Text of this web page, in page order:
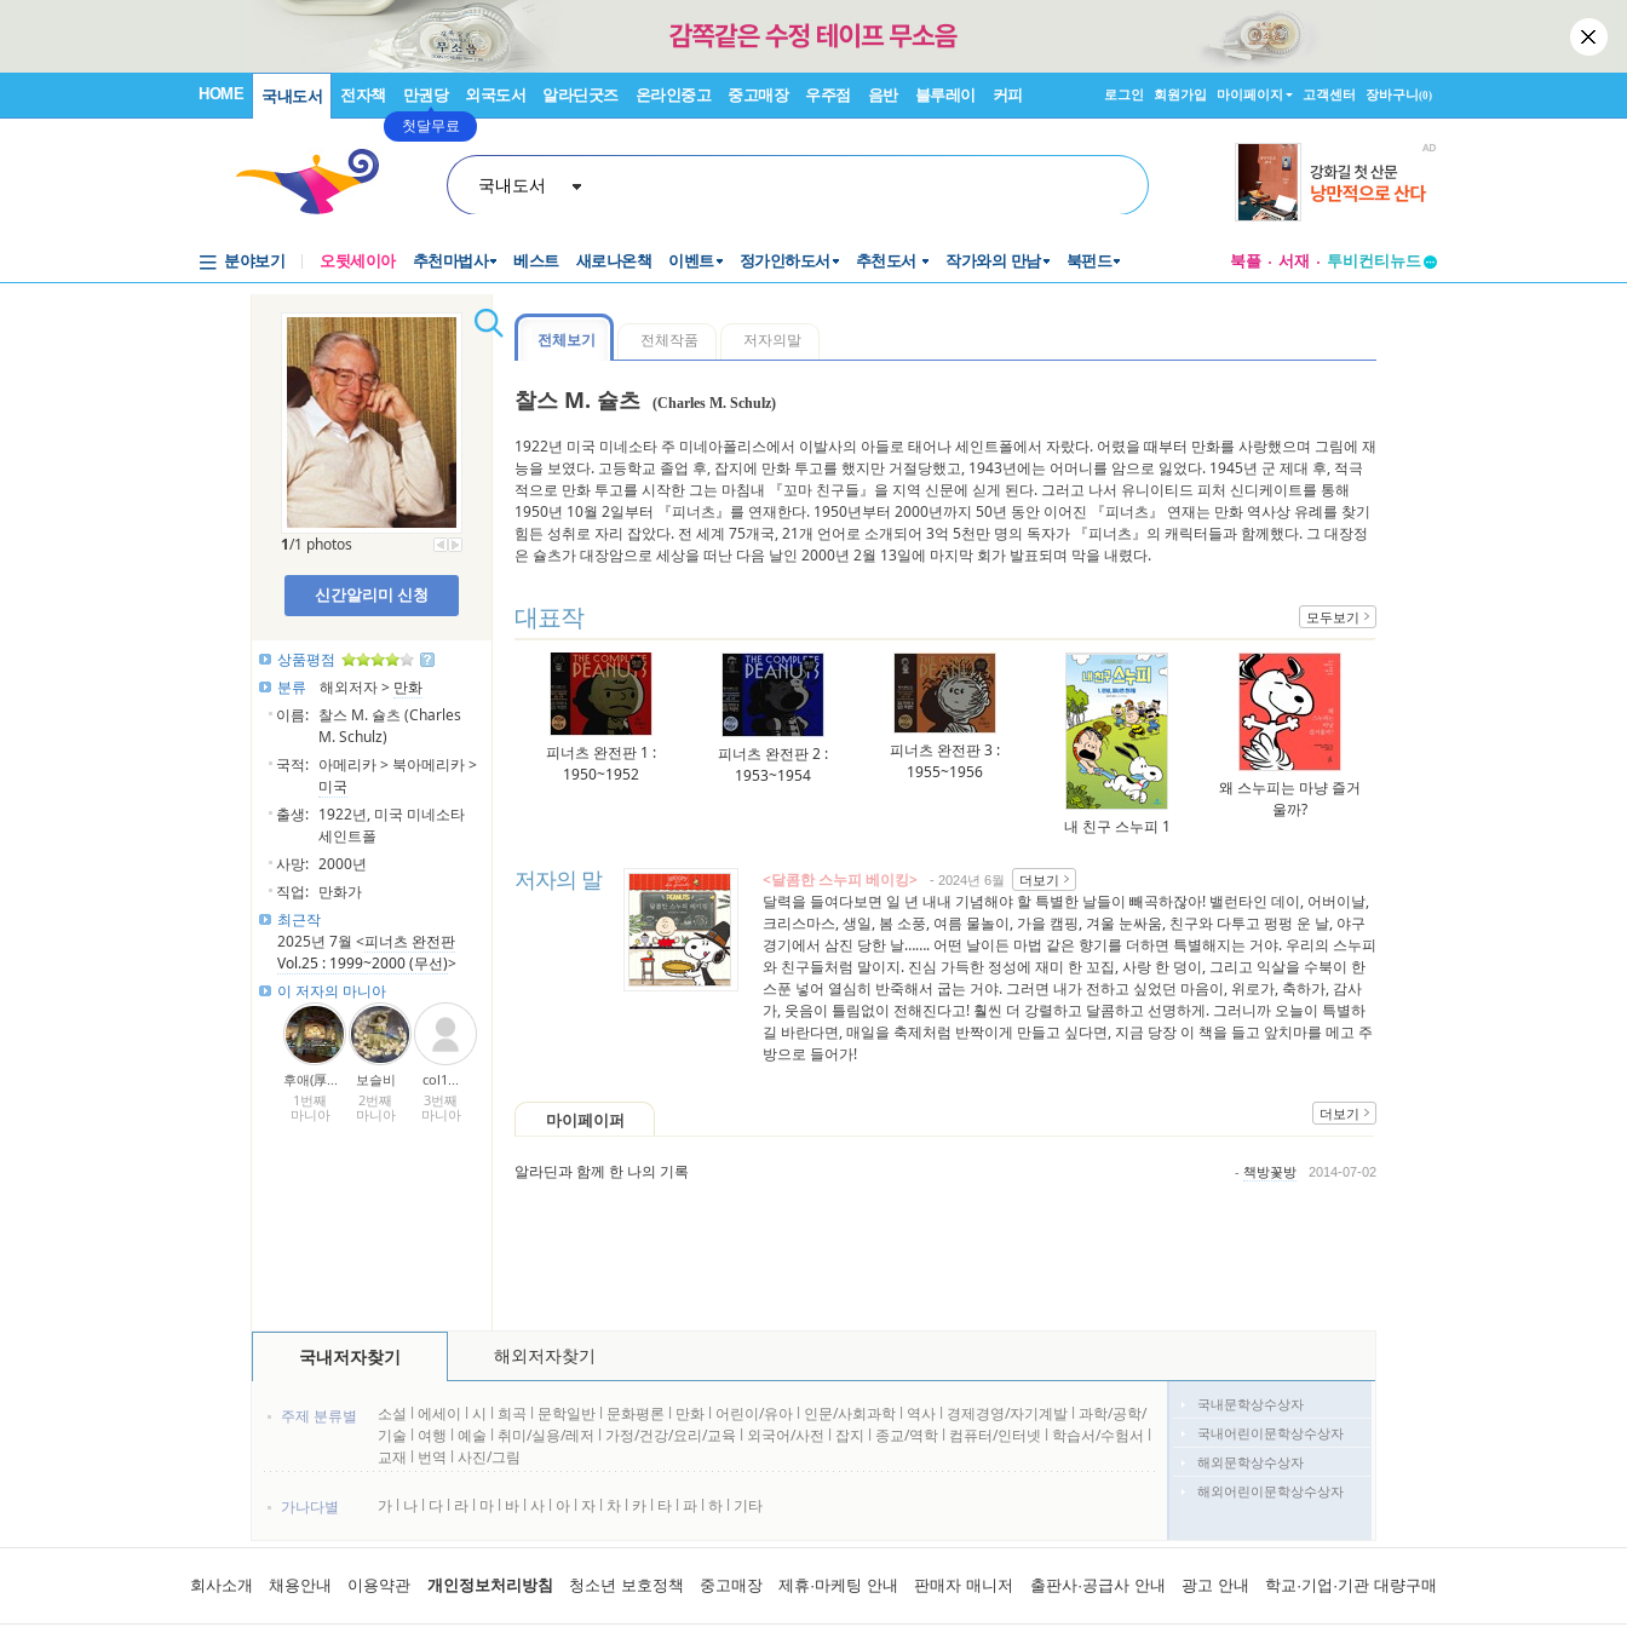
HOME 국내도서 전자책 만권당
첫달무료
외국도서 알라딘굿즈 온라인중고 중고매장 우주점 음반 블루레이 커피 로그인 회원가입 마이페이지 고객센터 장바구니(0)
국내도서
분야보기 오뒷세이아 추천마법사 베스트 새로나온책 이벤트 정가인하도서 추천도서 작가와의 만남 북펀드 북플 서재
투비컨티뉴드
1/1 photos
신간알리미 신청
상품평점
분류
해외저자 > 만화
이름: 찰스 M. 슐츠 (Charles
M. Schulz)
국적: 아메리카 > 북아메리카 >
미국
출생: 1922년, 미국 미네소타
세인트폴
사망: 2000년
직업: 만화가
최근작
2025년 7월 <피너츠 완전판
Vol.25 : 1999~2000 (무선)>
이 저자의 마니아
후애(厚...
1번째
마니아
보슬비
2번째
마니아
col1...
3번째
마니아
전체보기 전체작품 저자의말
찰스 M. 슐츠 (Charles M. Schulz)
1922년 미국 미네소타 주 미네아폴리스에서 이발사의 아들로 태어나 세인트폴에서 자랐다. 어렸을 때부터 만화를 사랑했으며 그림에 재
능을 보였다. 고등학교 졸업 후, 잡지에 만화 투고를 했지만 거절당했고, 1943년에는 어머니를 암으로 잃었다. 1945년 군 제대 후, 적극
적으로 만화 투고를 시작한 그는 마침내 『꼬마 친구들』을 지역 신문에 싣게 된다. 그러고 나서 유니이티드 피처 신디케이트를 통해
1950년 10월 2일부터 『피너츠』를 연재한다. 1950년부터 2000년까지 50년 동안 이어진 『피너츠』 연재는 만화 역사상 유례를 찾기
힘든 성취로 자리 잡았다. 전 세계 75개국, 21개 언어로 소개되어 3억 5천만 명의 독자가 『피너츠』의 캐릭터들과 함께했다. 그 대장정
은 슐츠가 대장암으로 세상을 떠난 다음 날인 2000년 2월 13일에 마지막 회가 발표되며 막을 내렸다.
대표작 모두보기
피너츠 완전판 1 :
1950~1952
피너츠 완전판 2 :
1953~1954
피너츠 완전판 3 :
1955~1956
내 친구 스누피 1
왜 스누피는 마냥 즐거
울까?
저자의 말 <달콤한 스누피 베이킹> - 2024년 6월 더보기
달력을 들여다보면 일 년 내내 기념해야 할 특별한 날들이 빼곡하잖아! 밸런타인 데이, 어버이날,
크리스마스, 생일, 봄 소풍, 여름 물놀이, 가을 캠핑, 겨울 눈싸움, 친구와 다투고 펑펑 운 날, 야구
경기에서 삼진 당한 날……. 어떤 날이든 마법 같은 향기를 더하면 특별해지는 거야. 우리의 스누피
와 친구들처럼 말이지. 진심 가득한 정성에 재미 한 꼬집, 사랑 한 덩이, 그리고 익살을 수북이 한
스푼 넣어 열심히 반죽해서 굽는 거야. 그러면 내가 전하고 싶었던 마음이, 위로가, 축하가, 감사
가, 웃음이 틀림없이 전해진다고! 훨씬 더 강렬하고 달콤하고 선명하게. 그러니까 오늘이 특별하
길 바란다면, 매일을 축제처럼 반짝이게 만들고 싶다면, 지금 당장 이 책을 들고 앞치마를 메고 주
방으로 들어가!
마이페이퍼 더보기
알라딘과 함께 한 나의 기록 - 책방꽃방 2014-07-02
국내저자찾기 해외저자찾기
주제 분류별 소설 l 에세이 l 시 l 희곡 l 문학일반 l 문화평론 l 만화 l 어린이/유아 l 인문/사회과학 l 역사 l 경제경영/자기계발 l 과학/공학/
기술 l 여행 l 예술 l 취미/실용/레저 l 가정/건강/요리/교육 l 외국어/사전 l 잡지 l 종교/역학 l 컴퓨터/인터넷 l 학습서/수험서 l
교재 l 번역 l 사진/그림
가나다별 가 l 나 l 다 l 라 l 마 l 바 l 사 l 아 l 자 l 차 l 카 l 타 l 파 l 하 l 기타
국내문학상수상자
국내어린이문학상수상자
해외문학상수상자
해외어린이문학상수상자
회사소개 채용안내 이용약관 개인정보처리방침 청소년 보호정책 중고매장 제휴·마케팅 안내 판매자 매니저 출판사·공급사 안내 광고 안내 학교·기업·기관 대량구매